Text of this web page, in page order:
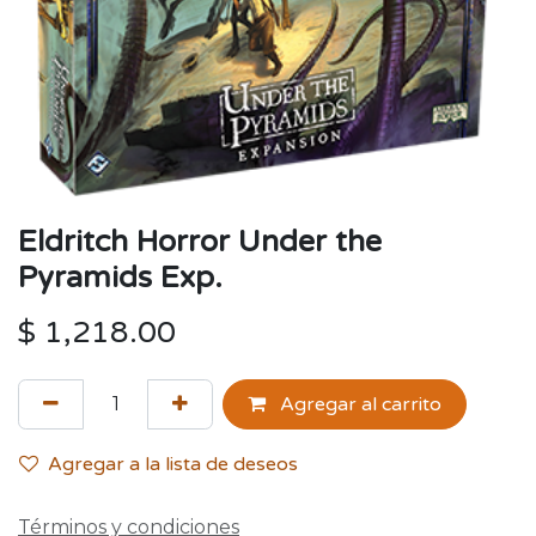
Eldritch Horror Under the
Pyramids Exp.
$ 1,218.00
Agregar al carrito
Agregar a la lista de deseos
Términos y condiciones